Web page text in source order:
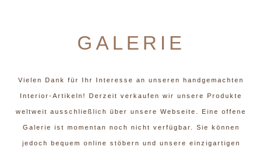
GALERIE
Vielen Dank für Ihr Interesse an unseren handgemachten
Interior-Artikeln! Derzeit verkaufen wir unsere Produkte
weltweit ausschließlich über unsere Webseite. Eine offene
Galerie ist momentan noch nicht verfügbar. Sie können
jedoch bequem online stöbern und unsere einzigartigen